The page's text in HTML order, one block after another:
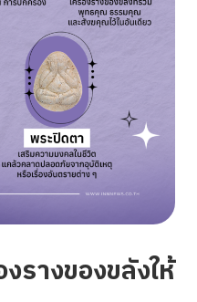
รางของขลังให้